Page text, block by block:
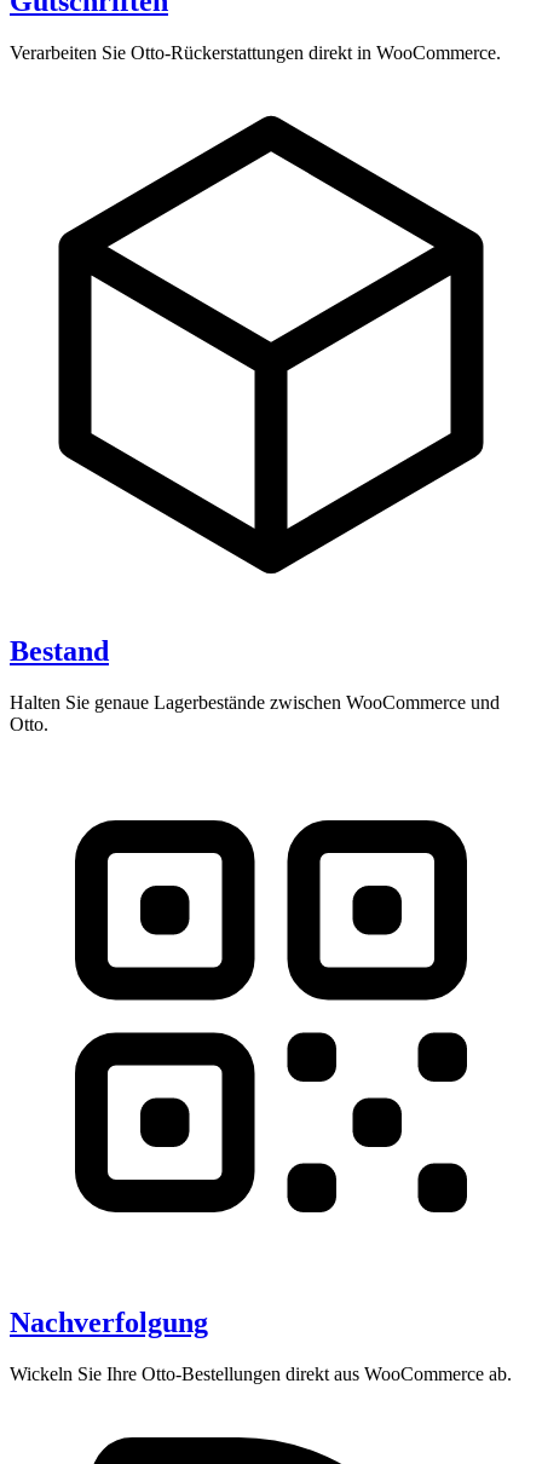
Verarbeiten Sie Otto-Rückerstattungen direkt in WooCommerce.
Bestand
Halten Sie genaue Lagerbestände zwischen WooCommerce und
Otto.
Nachverfolgung
Wickeln Sie Ihre Otto-Bestellungen direkt aus WooCommerce ab.